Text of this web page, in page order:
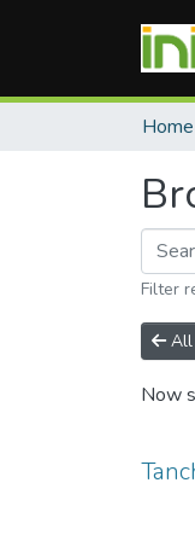
Home
Filter
All
Now